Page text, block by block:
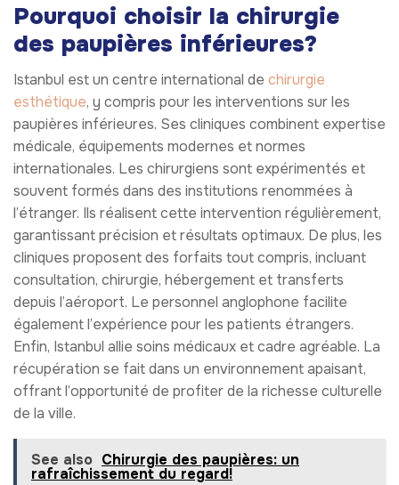
Pourquoi choisir la chirurgie
des paupières inférieures?
Istanbul est un centre international de chirurgie
esthétique, y compris pour les interventions sur les
paupières inférieures. Ses cliniques combinent expertise
médicale, équipements modernes et normes
internationales. Les chirurgiens sont expérimentés et
souvent formés dans des institutions renommées à
l’étranger. Ils réalisent cette intervention régulièrement,
garantissant précision et résultats optimaux. De plus, les
cliniques proposent des forfaits tout compris, incluant
consultation, chirurgie, hébergement et transferts
depuis l’aéroport. Le personnel anglophone facilite
également l’expérience pour les patients étrangers.
Enfin, Istanbul allie soins médicaux et cadre agréable. La
récupération se fait dans un environnement apaisant,
offrant l’opportunité de profiter de la richesse culturelle
de la ville.
See also Chirurgie des paupières: un
rafraîchissement du regard!